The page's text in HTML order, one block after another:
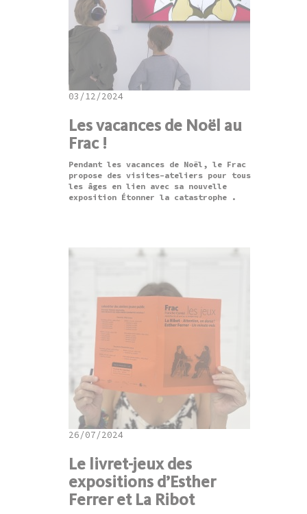
03/12/2024
Les vacances de Noël au
Frac !
Pendant les vacances de Noël, le Frac
propose des visites-ateliers pour tous
les âges en lien avec sa nouvelle
exposition Étonner la catastrophe .
26/07/2024
Le livret-jeux des
expositions d’Esther
Ferrer et La Ribot